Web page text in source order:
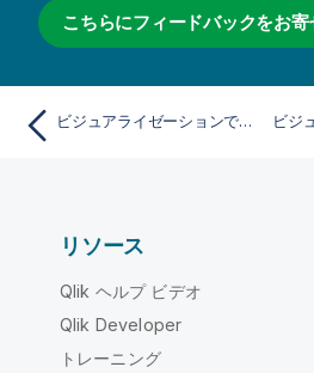
こちらにフィードバックをお
ビジュアライゼーションでの色分け方法のサポート
リソース
Qlik ヘルプ ビデオ
Qlik Developer
トレーニング